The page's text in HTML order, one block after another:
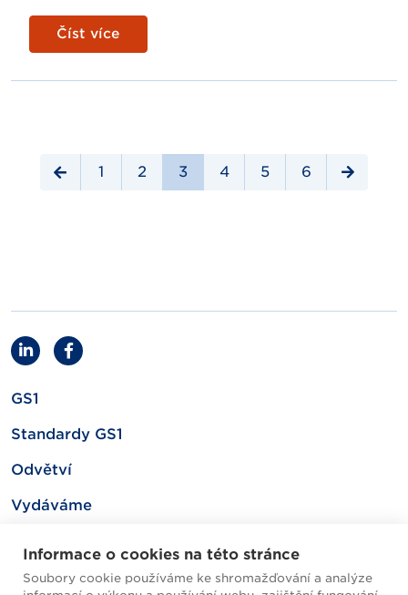
Číst více
1 2 3 4 5 6
GS1
Standardy GS1
Odvětví
Vydáváme
Informace o cookies na této stránce
Soubory cookie používáme ke shromažďování a analýze